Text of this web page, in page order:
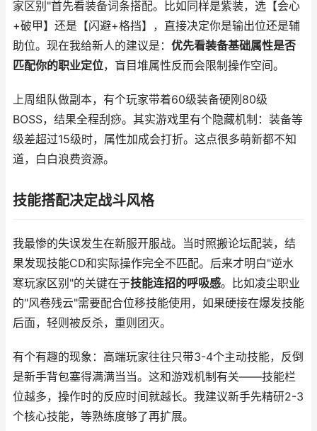
家区别"首先看装备词条搭配。比如同样是紫装，选【会心
+破甲】还是【闪避+格挡】，直接决定你是输出位还是辅
助位。现在我给新人的建议是： 优先看装备基础属性是否
匹配你的职业定位，盲目堆属性反而会限制操作空间。
上周组队做副本，有个玩家带着60级装备硬刚80级
BOSS，结果全程刮痧。其实游戏里有个隐藏机制：装备等
级差超过15级时，属性加成会打折。这点很多萌新都不知
道，白白浪费资源。
技能搭配决定战斗风格
我最惨的失误发生在新服开服战。当时照搬论坛配装，结
果发现技能CD和实际操作完全不匹配。后来才明白"逆水
寒玩家区别"的关键在于技能连招的呼吸感。比如凌尘职业
的"风卷残云"需要配合位移技能使用，如果硬接在爆发技能
后面，轻则被反杀，重则团灭。
有个有趣的现象：高端玩家往往只带3-4个主动技能，反倒
是新手背包塞得满满当当。这和游戏机制有关——技能栏
位越多，操作时的反应时间就越长。我建议新手先精研2-3
个核心技能，等熟练度够了再扩展。